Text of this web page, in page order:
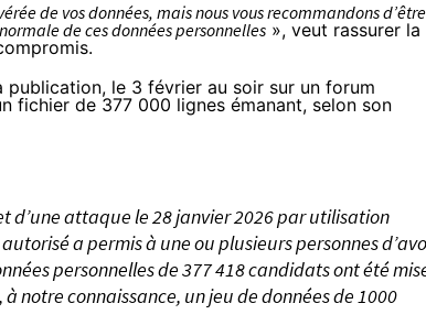
de vos données, mais nous vous recommandons d’être
de ces données personnelles », veut rassurer la
le 3 février au soir sur un forum
fichier de 377 000 lignes émanant, selon son
d’une attaque le 28 janvier 2026 par utilisation
a permis à une ou plusieurs personnes
personnelles de 377 418 candidats ont été
notre connaissance, un jeu de données de 1000